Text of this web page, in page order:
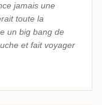
jamais une
toute la
un big bang de
et fait voyager